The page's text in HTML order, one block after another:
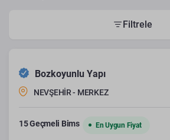
Filtrele
Bozkoyunlu Yapı
NEVŞEHİR - MERKEZ
15 Geçmeli Bims En Uygun Fiyat